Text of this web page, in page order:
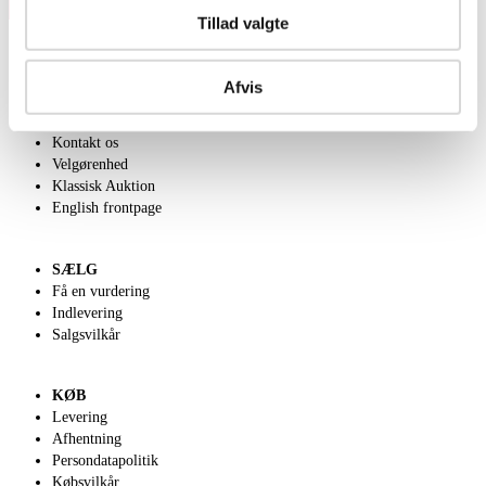
Tillad valgte
Afvis
Kontakt os
Velgørenhed
Klassisk Auktion
English frontpage
SÆLG
Få en vurdering
Indlevering
Salgsvilkår
KØB
Levering
Afhentning
Persondatapolitik
Købsvilkår